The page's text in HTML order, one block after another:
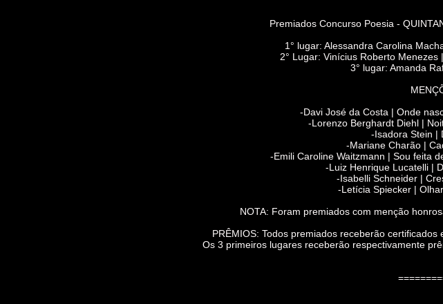
Premiados Concurso Poesia -
1° lugar: Alessandra Carolina
2° Lugar: Vinícius Roberto Menezes
3° lugar: Amanda
-Davi José da Costa | Onde
-Lorenzo Berghardt Diehl |
-Isadora Stein |
-Mariane Charão |
-Emili Caroline Waitzmann | Sou feita
-Luiz Henrique Lucatelli |
-Isabelli Schneider |
-Letícia Spiecker |
NOTA: Foram premiados com menção
PRÊMIOS: Todos premiados receberão certificados
Os 3 primeiros lugares receberão respectivamente